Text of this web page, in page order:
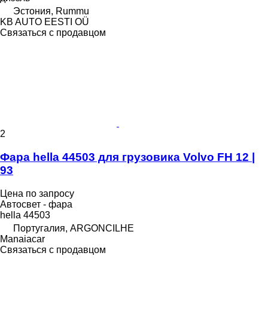
Эстония, Rummu
KB AUTO EESTI OÜ
Связаться с продавцом
2
Фара hella 44503 для грузовика Volvo FH 12 |
93
Цена по запросу
Автосвет - фара
hella 44503
Португалия, ARGONCILHE
Manaiacar
Связаться с продавцом